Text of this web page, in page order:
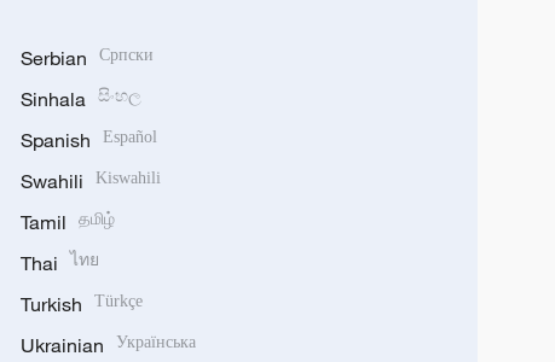
Serbian Српски
Sinhala සිංහල
Spanish Español
Swahili Kiswahili
Tamil தமிழ்
Thai ไทย
Turkish Türkçe
Ukrainian Українська